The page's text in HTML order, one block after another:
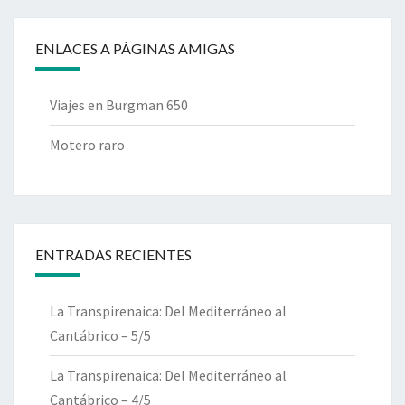
ENLACES A PÁGINAS AMIGAS
Viajes en Burgman 650
Motero raro
ENTRADAS RECIENTES
La Transpirenaica: Del Mediterráneo al
Cantábrico – 5/5
La Transpirenaica: Del Mediterráneo al
Cantábrico – 4/5